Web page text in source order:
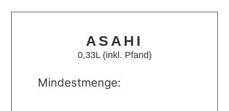
ASAHI
0,33L (inkl. Pfand)
Mindestmenge: